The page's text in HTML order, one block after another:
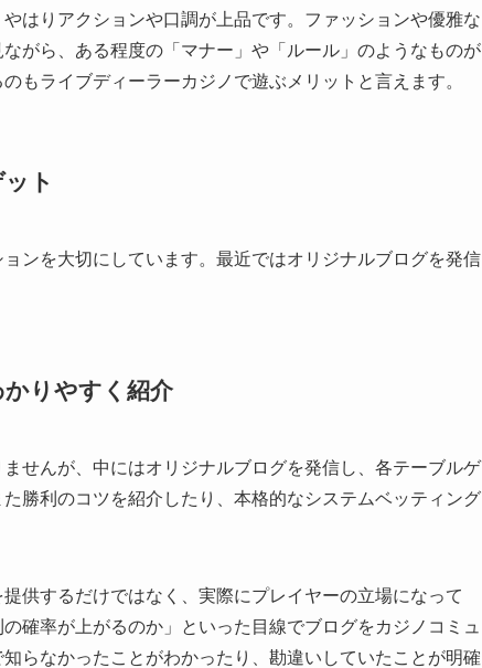
はりアクションや口調が上品です。ファッションや優雅な
がら、ある程度の「マナー」や「ルール」のようなものが
もライブディーラーカジノで遊ぶメリットと言えます。
ト
ンを大切にしています。最近ではオリジナルブログを発信
りやすく紹介
せんが、中にはオリジナルブログを発信し、各テーブルゲ
勝利のコツを紹介したり、本格的なシステムベッティング
供するだけではなく、実際にプレイヤーの立場になって
確率が上がるのか」といった目線でブログをカジノコミュ
らなかったことがわかったり、勘違いしていたことが明確